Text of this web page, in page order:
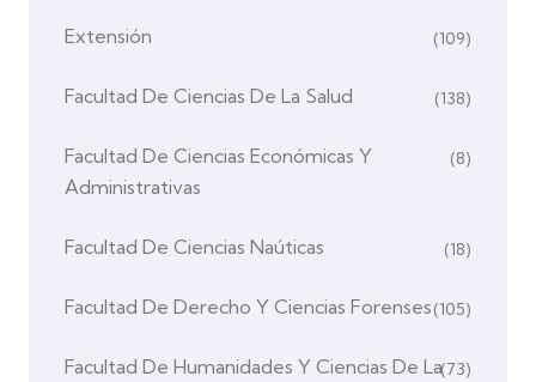
Extensión (109)
Facultad De Ciencias De La Salud (138)
Facultad De Ciencias Económicas Y
Administrativas
(8)
Facultad De Ciencias Naúticas (18)
Facultad De Derecho Y Ciencias Forenses(105)
Facultad De Humanidades Y Ciencias De La(73)